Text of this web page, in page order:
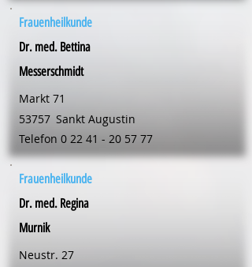
Frauenheilkunde
Dr. med. Bettina
Messerschmidt
Markt 71
53757 Sankt Augustin
Telefon 0 22 41 - 20 57 77
Frauenheilkunde
Dr. med. Regina
Murnik
Neustr. 27